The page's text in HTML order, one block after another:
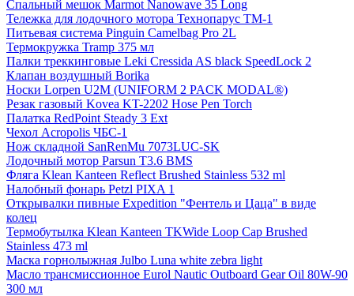
Спальный мешок Marmot Nanowave 35 Long
Тележка для лодочного мотора Технопарус ТM-1
Питьевая система Pinguin Camelbag Pro 2L
Термокружка Tramp 375 мл
Палки треккинговые Leki Cressida AS black SpeedLock 2
Клапан воздушный Borika
Носки Lorpen U2M (UNIFORM 2 PACK MODAL®)
Резак газовый Kovea KT-2202 Hose Pen Torch
Палатка RedPoint Steady 3 Ext
Чехол Acropolis ЧБС-1
Нож складной SanRenMu 7073LUC-SK
Лодочный мотор Parsun T3.6 BMS
Фляга Klean Kanteen Reflect Brushed Stainless 532 ml
Налобный фонарь Petzl PIXA 1
Открывалки пивные Expedition "Фентель и Цаца" в виде
колец
Термобутылка Klean Kanteen TKWide Loop Cap Brushed
Stainless 473 ml
Маска горнолыжная Julbo Luna white zebra light
Масло трансмиссионное Eurol Nautic Outboard Gear Oil 80W-90
300 мл